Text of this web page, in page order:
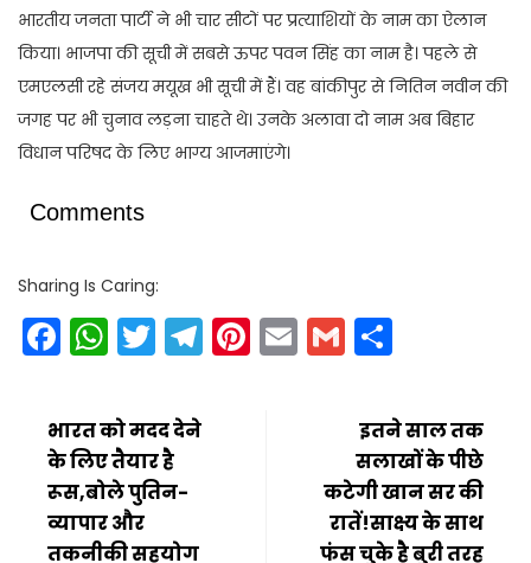
भारतीय जनता पार्टी ने भी चार सीटों पर प्रत्याशियों के नाम का ऐलान
किया। भाजपा की सूची में सबसे ऊपर पवन सिंह का नाम है। पहले से
एमएलसी रहे संजय मयूख भी सूची में हैं। वह बांकीपुर से नितिन नवीन की
जगह पर भी चुनाव लड़ना चाहते थे। उनके अलावा दो नाम अब बिहार
विधान परिषद के लिए भाग्य आजमाएंगे।
Comments
Sharing Is Caring:
Facebook
WhatsApp
Twitter
Telegram
Pinterest
EmailGmail
भारत को मदद देने
के लिए तैयार है
रूस,बोले पुतिन-
व्यापार और
तकनीकी सहयोग
इतने साल तक
सलाखों के पीछे
कटेगी खान सर की
रातें!साक्ष्य के साथ
फंस चुके है बुरी तरह